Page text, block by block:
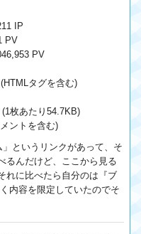
IP
PV
PV
タグを含む)
枚あたり54.7KB)
ントを含む)
というリンクがあって、そ
るんだけど、ここから見る
れに比べたら自分のは『ブ
内容を限定していたのでそ